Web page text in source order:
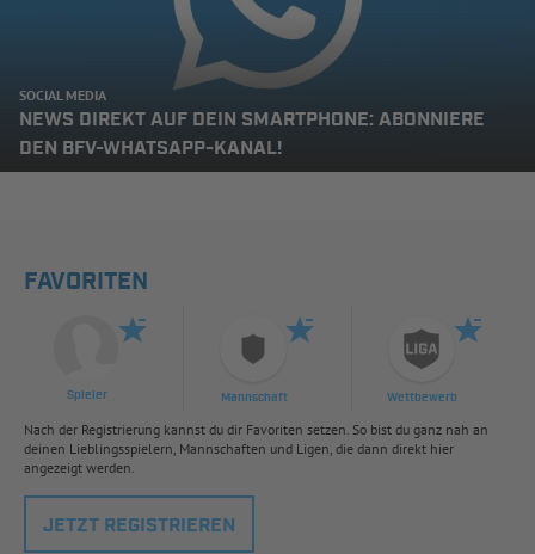
SOCIAL MEDIA
NEWS DIREKT AUF DEIN SMARTPHONE: ABONNIERE
DEN BFV-WHATSAPP-KANAL!
FAVORITEN
Spieler Mannschaft Wettbewerb
Nach der Registrierung kannst du dir Favoriten setzen. So bist du ganz nah an
deinen Lieblingsspielern, Mannschaften und Ligen, die dann direkt hier
angezeigt werden.
JETZT REGISTRIEREN